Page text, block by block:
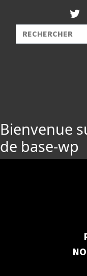
Bienvenue
de base-wp